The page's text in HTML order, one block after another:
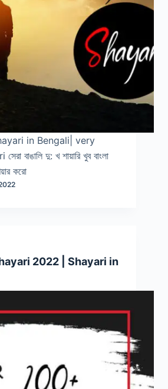
in Bengali| very
বাঙালি দু: খ শায়ারি খুব বাংলা
করো
2022 | Shayari in